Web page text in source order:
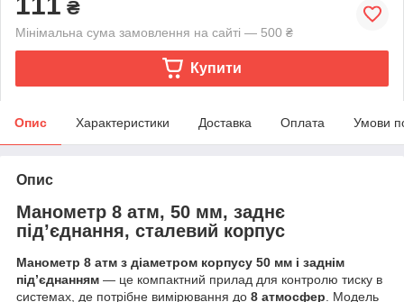
₴
Мінімальна сума замовлення на сайті — 500 ₴
Купити
Опис Характеристики Доставка Оплата Умови
Опис
Манометр 8 атм, 50 мм, заднє
під’єднання, сталевий корпус
Манометр 8 атм з діаметром корпусу 50 мм і заднім
під’єднанням — це компактний прилад для контролю тиску в
системах, де потрібне вимірювання до 8 атмосфер. Модель